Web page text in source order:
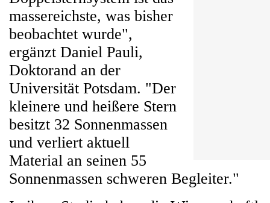
massereichste, was bisher
beobachtet wurde",
ergänzt Daniel Pauli,
Doktorand an der
Universität Potsdam. "Der
kleinere und heißere Stern
besitzt 32 Sonnenmassen
und verliert aktuell
Material an seinen 55
Sonnenmassen schweren Begleiter."